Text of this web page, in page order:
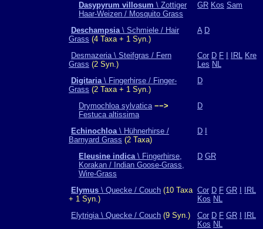
Dasypyrum villosum \ Zottiger
Haar-Weizen / Mosquito Grass
GR Kos Sam
Deschampsia\ Schmiele / Hair
Grass (4 Taxa + 1 Syn.)
A D
Desmazeria \ Steifgras / Fern
Grass (2 Syn.)
Cor D F IRL Kre
Les NL
Digitaria\ Fingerhirse / Finger-
Grass (2 Taxa + 1 Syn.)
D
Drymochloa sylvatica −−>
Festuca altissima
D
Echinochloa\ Hühnerhirse /
Barnyard Grass (2 Taxa)
D
Eleusine indica\ Fingerhirse,
Korakan / Indian Goose-Grass,
Wire-Grass
D GR
Elymus \ Quecke / Couch (10 Taxa
+ 1 Syn.)
Cor D F GR
IRL
Kos NL
Elytrigia \ Quecke / Couch (9 Syn.) Cor D F GR
IRL
Kos NL